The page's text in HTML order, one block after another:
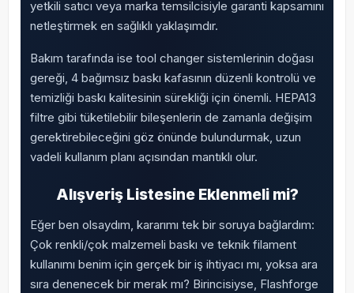
yetkili satıcı veya marka temsilcisiyle garanti kapsamını
netleştirmek en sağlıklı yaklaşımdır.
Bakım tarafında ise tool changer sistemlerinin doğası
gereği, 4 bağımsız baskı kafasının düzenli kontrolü ve
temizliği baskı kalitesinin sürekliği için önemli. HEPA13
filtre gibi tüketilebilir bileşenlerin de zamanla değişim
gerektirebileceğini göz önünde bulundurmak, uzun
vadeli kullanım planı açısından mantıklı olur.
Alışveriş Listesine Eklenmeli mi?
Eğer ben olsaydım, kararımı tek bir soruya bağlardım:
Çok renkli/çok malzemeli baskı ve teknik filament
kullanımı benim için gerçek bir iş ihtiyacı mı, yoksa ara
sıra denenecek bir merak mı? Birincisiyse, Flashforge